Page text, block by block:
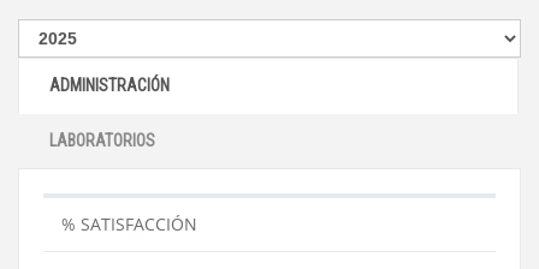
ADMINISTRACIÓN
LABORATORIOS
% SATISFACCIÓN